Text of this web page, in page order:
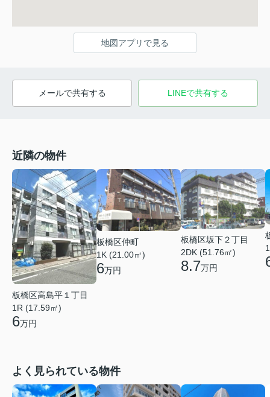
地図アプリで見る
メールで共有する LINEで共有する
近隣の物件
板橋区高島平１丁目
1R (17.59㎡)
6万円
板橋区仲町
1K (21.00㎡)
6万円
板橋区坂下２丁目
2DK (51.76㎡)
8.7万円
よく見られている物件